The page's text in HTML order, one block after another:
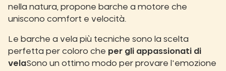
nella natura, propone barche a motore che
uniscono comfort e velocità.
Le barche a vela più tecniche sono la scelta
perfetta per coloro che per gli appassionati di
velaSono un ottimo modo per provare l'emozione